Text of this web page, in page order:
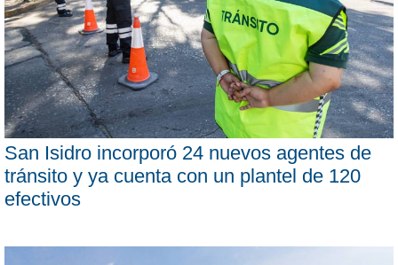
San Isidro incorporó 24 nuevos agentes de
tránsito y ya cuenta con un plantel de 120
efectivos